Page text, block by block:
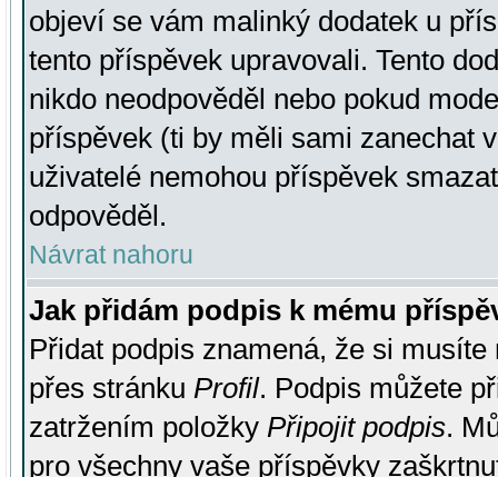
objeví se vám malinký dodatek u
tento příspěvek upravovali. Tento
nikdo neodpověděl nebo pokud
příspěvek (ti by měli sami zanechat
uživatelé nemohou příspěvek
odpověděl.
Návrat nahoru
Jak přidám podpis k mému
Přidat podpis znamená, že si
přes stránku Profil. Podpis můžete
zatržením položky Připojit podpis.
pro všechny vaše příspěvky